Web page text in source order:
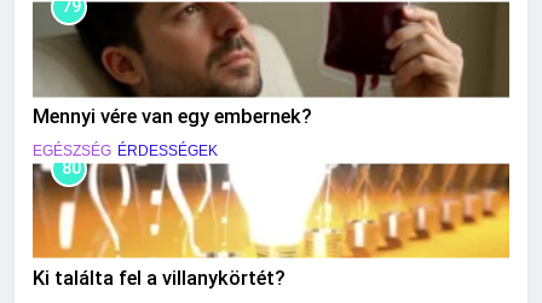
79
Mennyi vére van egy embernek?
EGÉSZSÉG ÉRDESSÉGEK
80
Ki találta fel a villanykörtét?